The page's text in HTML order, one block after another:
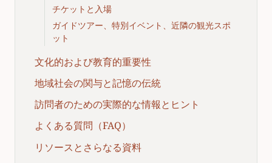
チケットと入場
ガイドツアー、特別イベント、近隣の観光スポ
ット
文化的および教育的重要性
地域社会の関与と記憶の伝統
訪問者のための実際的な情報とヒント
よくある質問（FAQ）
リソースとさらなる資料